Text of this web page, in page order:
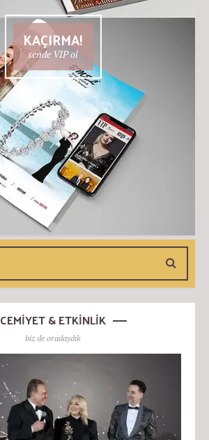
KAÇIRMA!
sende VIP ol
CEMİYET & ETKİNLİK
biz de oradaydık